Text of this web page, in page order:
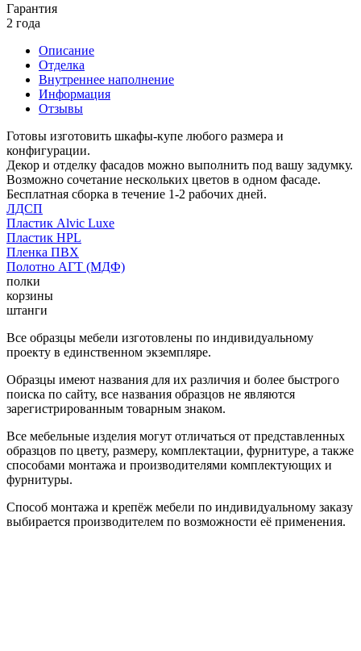
Гарантия
2 года
Описание
Отделка
Внутреннее наполнение
Информация
Отзывы
Готовы изготовить шкафы-купе любого размера и
конфигурации.
Декор и отделку фасадов можно выполнить под вашу задумку.
Возможно сочетание нескольких цветов в одном фасаде.
Бесплатная сборка в течение 1-2 рабочих дней.
ЛДСП
Пластик Alvic Luxe
Пластик HPL
Пленка ПВХ
Полотно АГТ (МДФ)
полки
корзины
штанги
Все образцы мебели изготовлены по индивидуальному
проекту в единственном экземпляре.
Образцы имеют названия для их различия и более быстрого
поиска по сайту, все названия образцов не являются
зарегистрированным товарным знаком.
Все мебельные изделия могут отличаться от представленных
образцов по цвету, размеру, комплектации, фурнитуре, а также
способами монтажа и производителями комплектующих и
фурнитуры.
Способ монтажа и крепёж мебели по индивидуальному заказу
выбирается производителем по возможности её применения.